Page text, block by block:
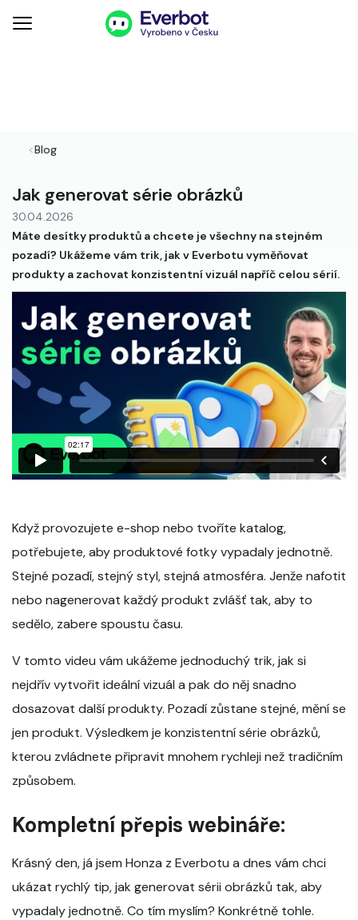
<Blog
Jak generovat série obrázků
30.04.2026
Máte desítky produktů a chcete je všechny na stejném
pozadí? Ukážeme vám trik, jak v Everbotu vyměňovat
produkty a zachovat konzistentní vizuál napříč celou sérií.
Když provozujete e-shop nebo tvoříte katalog,
potřebujete, aby produktové fotky vypadaly jednotně.
Stejné pozadí, stejný styl, stejná atmosféra. Jenže nafotit
nebo nagenerovat každý produkt zvlášť tak, aby to
sedělo, zabere spoustu času.
V tomto videu vám ukážeme jednoduchý trik, jak si
nejdřív vytvořit ideální vizuál a pak do něj snadno
dosazovat další produkty. Pozadí zůstane stejné, mění se
jen produkt. Výsledkem je konzistentní série obrázků,
kterou zvládnete připravit mnohem rychleji než tradičním
způsobem.
Kompletní přepis webináře:
Krásný den, já jsem Honza z Everbotu a dnes vám chci
ukázat rychlý tip, jak generovat sérii obrázků tak, aby
vypadaly jednotně. Co tím myslím? Konkrétně tohle.